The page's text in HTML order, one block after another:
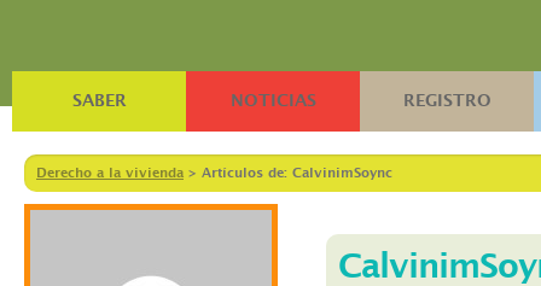
SABER NOTICIAS REGISTRO
Derecho a la vivienda > Artículos de: CalvinimSoync